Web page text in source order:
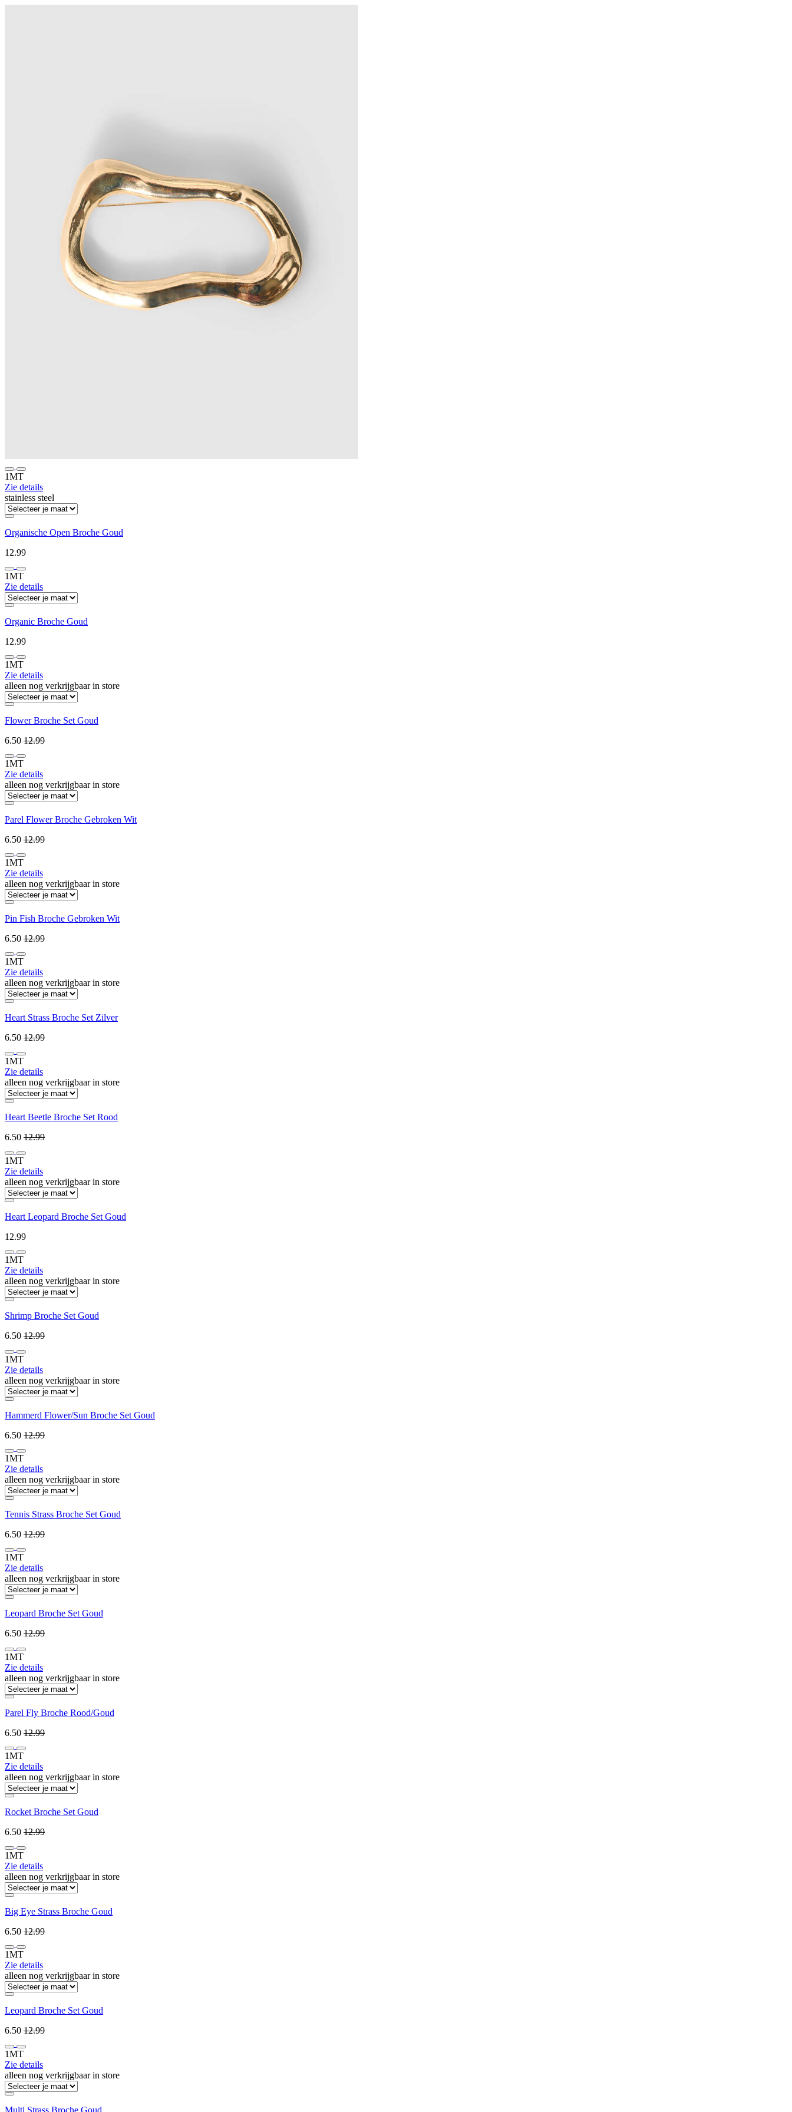
1MT
Zie details
stainless steel
Organische Open Broche Goud
12.99
1MT
Zie details
Organic Broche Goud
12.99
1MT
Zie details
alleen nog verkrijgbaar in store
Flower Broche Set Goud
6.50 12.99
1MT
Zie details
alleen nog verkrijgbaar in store
Parel Flower Broche Gebroken Wit
6.50 12.99
1MT
Zie details
alleen nog verkrijgbaar in store
Pin Fish Broche Gebroken Wit
6.50 12.99
1MT
Zie details
alleen nog verkrijgbaar in store
Heart Strass Broche Set Zilver
6.50 12.99
1MT
Zie details
alleen nog verkrijgbaar in store
Heart Beetle Broche Set Rood
6.50 12.99
1MT
Zie details
alleen nog verkrijgbaar in store
Heart Leopard Broche Set Goud
12.99
1MT
Zie details
alleen nog verkrijgbaar in store
Shrimp Broche Set Goud
6.50 12.99
1MT
Zie details
alleen nog verkrijgbaar in store
Hammerd Flower/Sun Broche Set Goud
6.50 12.99
1MT
Zie details
alleen nog verkrijgbaar in store
Tennis Strass Broche Set Goud
6.50 12.99
1MT
Zie details
alleen nog verkrijgbaar in store
Leopard Broche Set Goud
6.50 12.99
1MT
Zie details
alleen nog verkrijgbaar in store
Parel Fly Broche Rood/Goud
6.50 12.99
1MT
Zie details
alleen nog verkrijgbaar in store
Rocket Broche Set Goud
6.50 12.99
1MT
Zie details
alleen nog verkrijgbaar in store
Big Eye Strass Broche Goud
6.50 12.99
1MT
Zie details
alleen nog verkrijgbaar in store
Leopard Broche Set Goud
6.50 12.99
1MT
Zie details
alleen nog verkrijgbaar in store
Multi Strass Broche Goud